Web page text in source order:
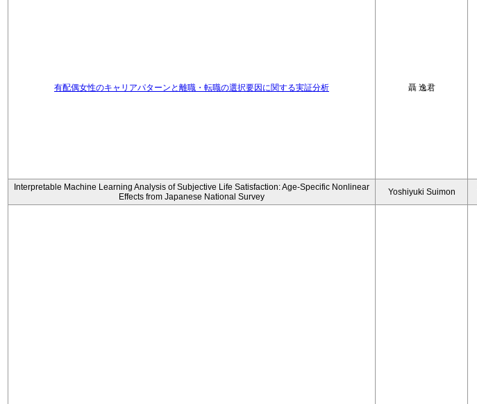
有配偶女性のキャリアパターンと離職・転職の選択要因に関する実証分析 聶 逸君
Interpretable Machine Learning Analysis of Subjective Life Satisfaction: Age-Specific Nonlinear
Effects from Japanese National Survey
Yoshiyuki Suimon